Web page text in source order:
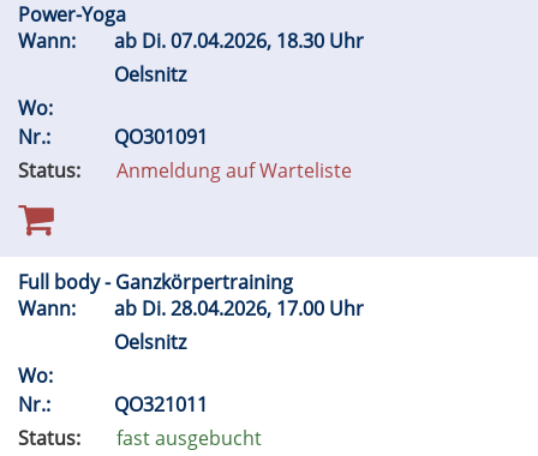
Power-Yoga
Wann:
ab Di.07.04.2026, 18.30 Uhr
Oelsnitz
Wo:
Nr.:
QO301091
Status:
Anmeldung auf Warteliste
Full body - Ganzkörpertraining
Wann:
ab Di.28.04.2026, 17.00 Uhr
Oelsnitz
Wo:
Nr.:
QO321011
Status:
fast ausgebucht